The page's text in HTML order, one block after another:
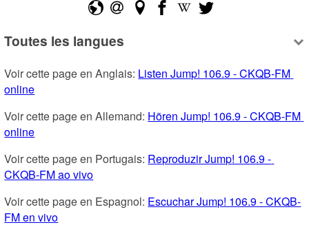
Toutes les langues
Voir cette page en Anglais: Listen Jump! 106.9 - CKQB-FM
online
Voir cette page en Allemand: Hören Jump! 106.9 - CKQB-FM
online
Voir cette page en Portugais: Reproduzir Jump! 106.9 -
CKQB-FM ao vivo
Voir cette page en Espagnol: Escuchar Jump! 106.9 - CKQB-
FM en vivo